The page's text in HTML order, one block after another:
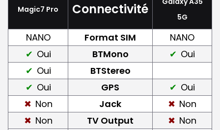
Magic7 Pro Connectivité
5G
NANO Format SIM
NANO
Oui
BTMono
Oui
Oui
BTStereo
Oui
GPS
Oui
Non
Jack
Non
Non
TV Output
Non